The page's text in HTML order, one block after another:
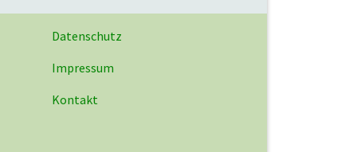
Datenschutz
Impressum
Kontakt